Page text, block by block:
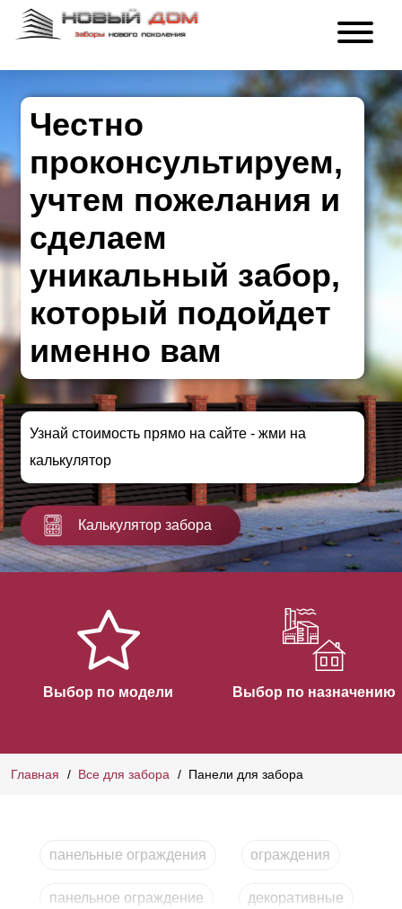
Честно
проконсультируем,
учтем пожелания и
сделаем
уникальный забор,
который подойдет
именно вам
Узнай стоимость прямо на сайте - жми на
калькулятор
Калькулятор забора
Выбор по модели Выбор по назначению
Главная Все для забора Панели для забора
панельные ограждения ограждения
панельное ограждение декоративные